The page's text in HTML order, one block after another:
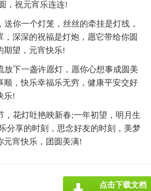
，祝元宵乐连连!
送你一个灯笼，丝丝的牵挂是灯线，
，深深的祝福是灯炮，愿它带给你圆
期望，元宵快乐!
放下一盏许愿灯，愿你心想事成圆美
顺，快乐幸福乐无穷，健康平安交好
乐!
，花灯吐艳映新春;一年初望，明月生
分享的时刻，思念好友的时刻，美梦
元宵快乐，团圆美满!
点击下载文档